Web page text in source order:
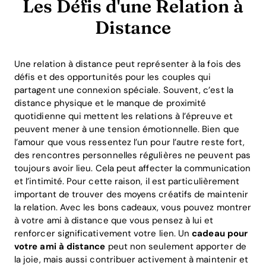
Les Défis d'une Relation à
Distance
Une relation à distance peut représenter à la fois des
défis et des opportunités pour les couples qui
partagent une connexion spéciale. Souvent, c’est la
distance physique et le manque de proximité
quotidienne qui mettent les relations à l’épreuve et
peuvent mener à une tension émotionnelle. Bien que
l’amour que vous ressentez l’un pour l’autre reste fort,
des rencontres personnelles régulières ne peuvent pas
toujours avoir lieu. Cela peut affecter la communication
et l’intimité. Pour cette raison, il est particulièrement
important de trouver des moyens créatifs de maintenir
la relation. Avec les bons cadeaux, vous pouvez montrer
à votre ami à distance que vous pensez à lui et
renforcer significativement votre lien. Uncadeau pour
votre ami à distance peut non seulement apporter de
la joie, mais aussi contribuer activement à maintenir et